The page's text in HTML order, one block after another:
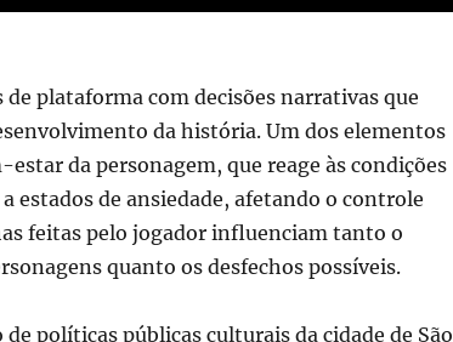
plataforma com decisões narrativas que
da história. Um dos elementos
da personagem, que reage às condições
estados de ansiedade, afetando o controle
feitas pelo jogador influenciam tanto o
quanto os desfechos possíveis.
políticas públicas culturais da cidade de São